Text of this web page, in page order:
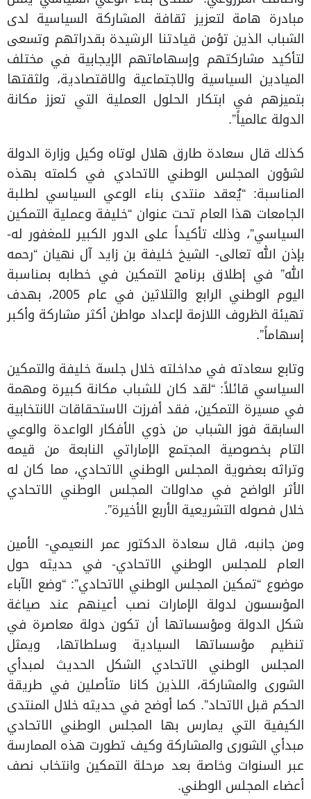
مبادرة هامة لتعزيز ثقافة المشاركة السياسية لدى
الشباب الذين تؤمن قيادتنا الرشيدة بقدراتهم وتسعى
لتأكيد مشاركتهم وإسهاماتهم الإيجابية في مختلف
الميادين السياسية والاجتماعية والاقتصادية، ولثقتها
بتميزهم في ابتكار الحلول العملية التي تعزز مكانة
الدولة عالمياً”.
كذلك قال سعادة طارق هلال لوتاه وكيل وزارة الدولة
لشؤون المجلس الوطني الاتحادي في كلمته بهذه
المناسبة: “يُعقد منتدى بناء الوعي السياسي لطلبة
الجامعات هذا العام تحت عنوان “خليفة وعملية التمكين
السياسي”، وذلك تأكيداً على الدور الكبير للمغفور له-
بإذن الله تعالى- الشيخ خليفة بن زايد آل نهيان “رحمه
الله” في إطلاق برنامج التمكين في خطابه بمناسبة
اليوم الوطني الرابع والثلاثين في عام 2005، بهدف
تهيئة الظروف اللازمة لإعداد مواطن أكثر مشاركة وأكبر
إسهاماً”.
وتابع سعادته في مداخلته خلال جلسة خليفة والتمكين
السياسي قائلاً: “لقد كان للشباب مكانة كبيرة ومهمة
في مسيرة التمكين، فقد أفرزت الاستحقاقات الانتخابية
السابقة فوز الشباب من ذوي الأفكار الواعدة والوعي
التام بخصوصية المجتمع الإماراتي النابعة من قيمه
وتراثه بعضوية المجلس الوطني الاتحادي، مما كان له
الأثر الواضح في مداولات المجلس الوطني الاتحادي
خلال فصوله التشريعية الأربع الأخيرة”.
ومن جانبه، قال سعادة الدكتور عمر النعيمي- الأمين
العام للمجلس الوطني الاتحادي- في حديثه حول
موضوع “تمكين المجلس الوطني الاتحادي”: “وضع الآباء
المؤسسون لدولة الإمارات نصب أعينهم عند صياغة
شكل الدولة ومؤسساتها أن تكون دولة معاصرة في
تنظيم مؤسساتها السيادية وسلطاتها، ويمثل
المجلس الوطني الاتحادي الشكل الحديث لمبدأي
الشورى والمشاركة، اللذين كانا متأصلين في طريقة
الحكم قبل الاتحاد”. كما أوضح في حديثه خلال المنتدى
الكيفية التي يمارس بها المجلس الوطني الاتحادي
مبدأي الشورى والمشاركة وكيف تطورت هذه الممارسة
عبر السنوات وخاصة بعد مرحلة التمكين وانتخاب نصف
أعضاء المجلس الوطني.